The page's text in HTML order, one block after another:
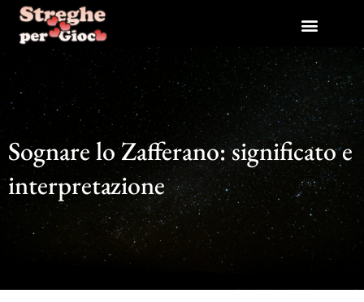
contenuto
Sognare lo Zafferano: significato e
interpretazione